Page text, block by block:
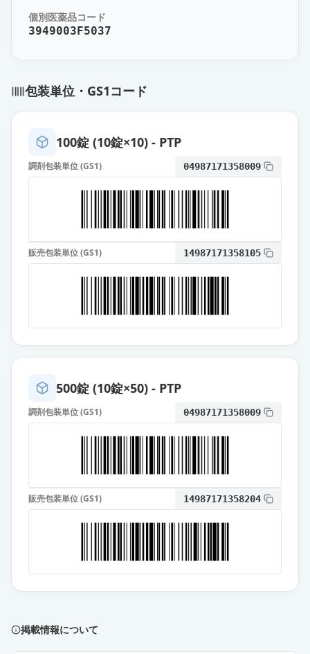
フェブキソスタット錠20mg「YD」
薬価 10.80 円
薬価 10.80 円
20mg「NPI」
薬価 10.80 円
10.80 円
フェブキソスタットOD錠20mg「サ
フェブキソスタット錠20mg「日
新」
10.80 円
通常出荷
フェブリク錠20mg
薬価 24.90 円
フェブキソスタットOD錠10mg「ケ
フェブキソスタット錠10mg「サワ
薬価 6.30 円
個別医薬品コード
3949003F5037
包装単位・GS1コード
100錠 (10錠×10) - PTP
調剤包装単位 (GS1) 04987171358009
販売包装単位 (GS1) 14987171358105
500錠 (10錠×50) - PTP
調剤包装単位 (GS1) 04987171358009
販売包装単位 (GS1) 14987171358204
掲載情報について